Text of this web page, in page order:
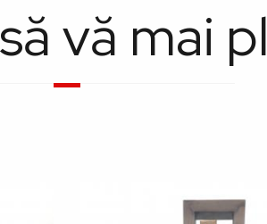
vă mai